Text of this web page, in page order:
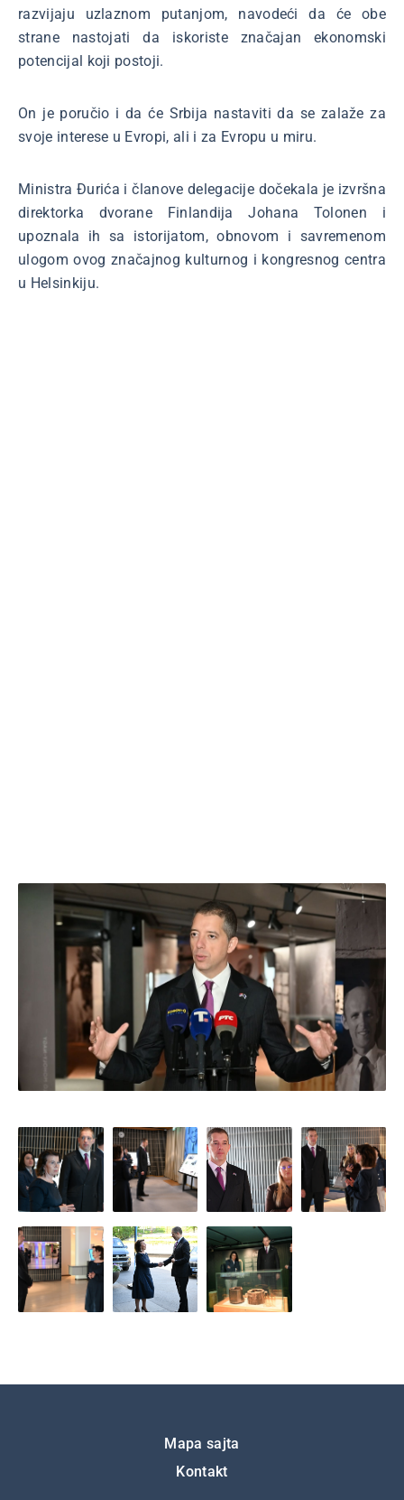
razvijaju uzlaznom putanjom, navodeći da će obe
strane nastojati da iskoriste značajan ekonomski
potencijal koji postoji.
On je poručio i da će Srbija nastaviti da se zalaže za
svoje interese u Evropi, ali i za Evropu u miru.
Ministra Đurića i članove delegacije dočekala je izvršna
direktorka dvorane Finlandija Johana Tolonen i
upoznala ih sa istorijatom, obnovom i savremenom
ulogom ovog značajnog kulturnog i kongresnog centra
u Helsinkiju.
Mapa sajta
Kontakt